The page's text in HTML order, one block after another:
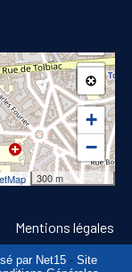
+
−
300 m
Mentions légales
par Net15 - Site